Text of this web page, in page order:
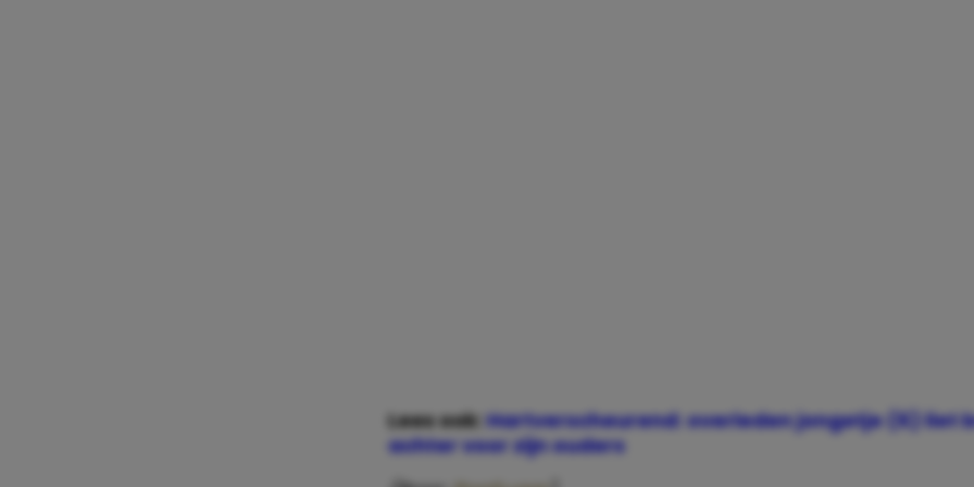
Lees ook:Hartverscheurend: overleden jongetje (6) liet
achter voor zijn ouders